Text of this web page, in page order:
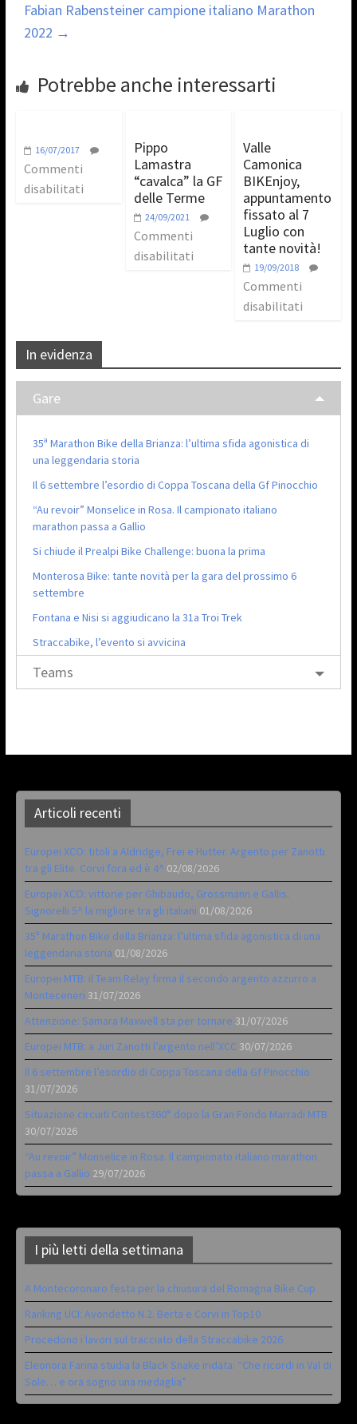
Fabian Rabensteiner campione italiano Marathon
2022 →
Potrebbe anche interessarti
16/07/2017
Commenti
disabilitati
Pippo
Lamastra
“cavalca” la GF
delle Terme
24/09/2021
Commenti
disabilitati
Valle
Camonica
BIKEnjoy,
appuntamento
fissato al 7
Luglio con
tante novità!
19/09/2018
Commenti
disabilitati
In evidenza
Gare
35ª Marathon Bike della Brianza: l’ultima sfida agonistica di
una leggendaria storia
Il 6 settembre l’esordio di Coppa Toscana della Gf Pinocchio
“Au revoir” Monselice in Rosa. Il campionato italiano
marathon passa a Gallio
Si chiude il Prealpi Bike Challenge: buona la prima
Monterosa Bike: tante novità per la gara del prossimo 6
settembre
Fontana e Nisi si aggiudicano la 31a Troi Trek
Straccabike, l’evento si avvicina
Teams
Articoli recenti
Europei XCO: titoli a Aldridge, Frei e Hutter. Argento per Zanotti
tra gli Elite. Corvi fora ed è 4^ 02/08/2026
Europei XCO: vittorie per Ghibaudo, Grossmann e Gallis.
Signorelli 5^ la migliore tra gli italiani 01/08/2026
35ª Marathon Bike della Brianza: l’ultima sfida agonistica di una
leggendaria storia 01/08/2026
Europei MTB: il Team Relay firma il secondo argento azzurro a
Monteceneri 31/07/2026
Attenzione: Samara Maxwell sta per tornare 31/07/2026
Europei MTB: a Juri Zanotti l’argento nell’XCC 30/07/2026
Il 6 settembre l’esordio di Coppa Toscana della Gf Pinocchio
31/07/2026
Situazione circuiti Contest360° dopo la Gran Fondo Marradi MTB
30/07/2026
“Au revoir” Monselice in Rosa. Il campionato italiano marathon
passa a Gallio 29/07/2026
I più letti della settimana
A Montecoronaro festa per la chiusura del Romagna Bike Cup
Ranking UCI: Avondetto N.2. Berta e Corvi in Top10
Procedono i lavori sul tracciato della Straccabike 2026
Eleonora Farina studia la Black Snake iridata: “Che ricordi in Val di
Sole… e ora sogno una medaglia”